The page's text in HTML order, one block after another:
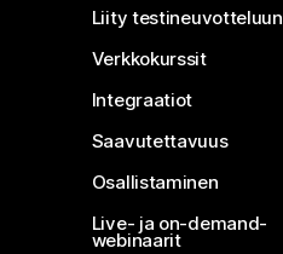
Liity testineuvotteluun
Verkkokurssit
Integraatiot
Saavutettavuus
Osallistaminen
Live- ja on-demand-
webinaarit